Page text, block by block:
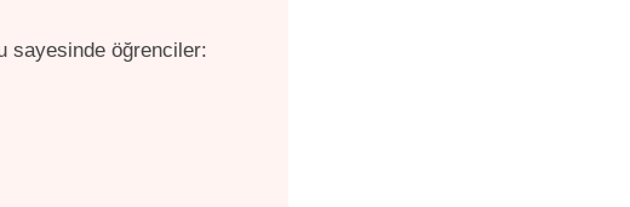
sayesinde öğrenciler: